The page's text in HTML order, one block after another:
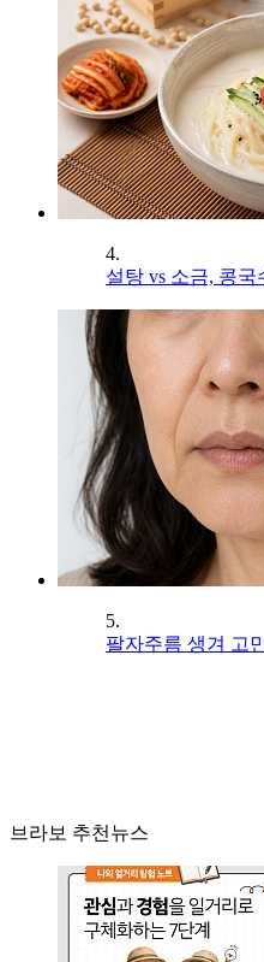
4.
설탕 vs 소금, 콩
5.
팔자주름 생겨 고
브라보 추천뉴스